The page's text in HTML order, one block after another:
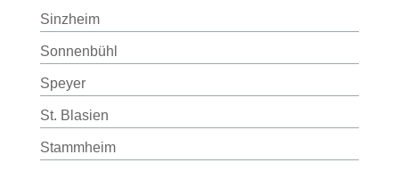
Sinzheim
Sonnenbühl
Speyer
St. Blasien
Stammheim